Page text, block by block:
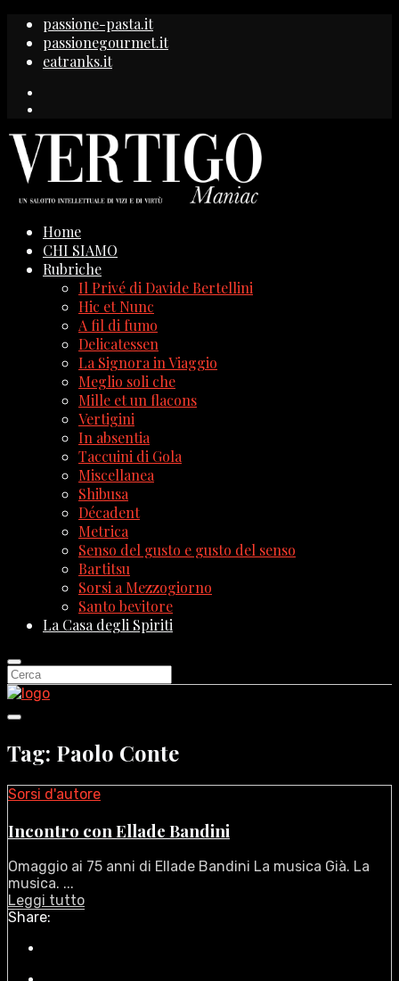
passione-pasta.it
passionegourmet.it
eatranks.it
Home
CHI SIAMO
Rubriche
Il Privé di Davide Bertellini
Hic et Nunc
A fil di fumo
Delicatessen
La Signora in Viaggio
Meglio soli che
Mille et un flacons
Vertigini
In absentia
Taccuini di Gola
Miscellanea
Shibusa
Décadent
Metrica
Senso del gusto e gusto del senso
Bartitsu
Sorsi a Mezzogiorno
Santo bevitore
La Casa degli Spiriti
Tag: Paolo Conte
Sorsi d'autore
Incontro con Ellade Bandini
Omaggio ai 75 anni di Ellade Bandini La musica Già. La
musica. ...
Leggi tutto
Share: